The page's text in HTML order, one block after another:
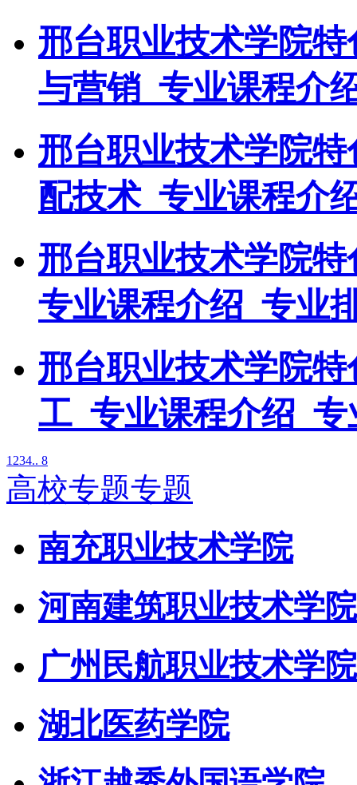
邢台职业技术学院
与营销_专业课程介
邢台职业技术学院
配技术_专业课程介
邢台职业技术学院
专业课程介绍_专业
邢台职业技术学院
工_专业课程介绍_
1 234.. 8
高校专题专题
南充职业技术学院
河南建筑职业技术学院
广州民航职业技术学院
湖北医药学院